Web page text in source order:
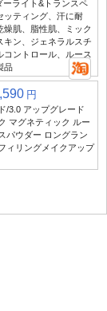
ーライト&トランスペ
ッティング、汗に耐
燥肌、脂性肌、ミック
キン、ジェネラルスチ
コントロール、ルース
品
円
/3.0 アップグレード
マグネティック ルー
パウダー ロングラン
ィリングメイクアップ